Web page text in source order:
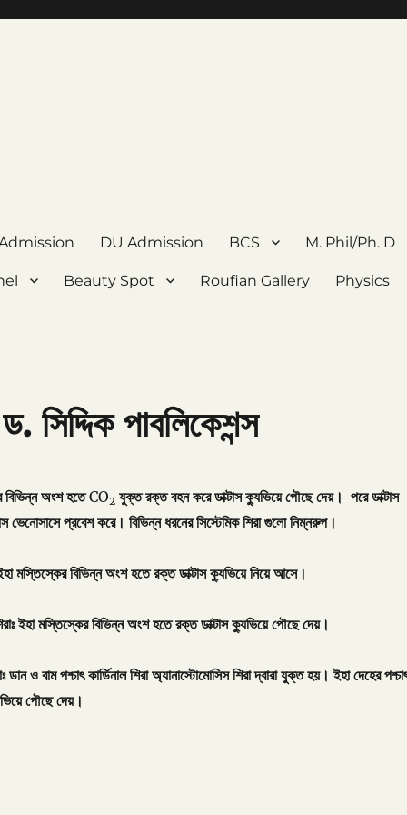
DU Admission BCS M. Phil/Ph. D
Beauty Spot Roufian Gallery Physics
সিদ্দিক পাবলিকেশন্স
বিভিন্ন অংশ হতেCO2 যুক্ত রক্ত বহন করে ডাক্টাস ক্যুভিয়ে পৌছে দেয়। পরে ডাক্টাস
ভেনোসাসে প্রবেশ করে। বিভিন্ন ধরনের সিস্টেমিক শিরা গুলো নিম্নরুপ।
মস্তিস্কের বিভিন্ন অংশ হতে রক্ত ডাক্টাস ক্যুভিয়ে নিয়ে আসে।
ইহা মস্তিস্কের বিভিন্ন অংশ হতে রক্ত ডাক্টাস ক্যুভিয়ে পৌছে দেয়।
ডান ও বাম পশ্চাৎ কার্ডিনাল শিরা অ্যানাস্টোমোসিস শিরা দ্বারা যুক্ত হয়। ইহা দেহের
পৌছে দেয়।